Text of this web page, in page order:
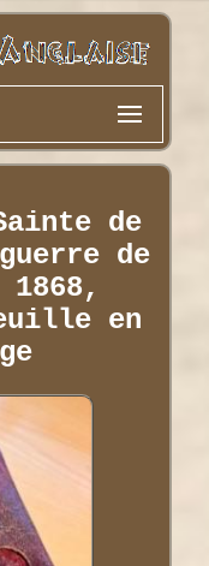
de
de
1868,
en